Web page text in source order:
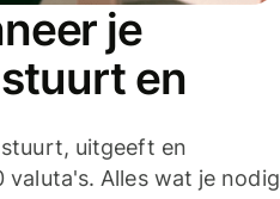
je
en
uitgeeft en
Alles wat je nodig